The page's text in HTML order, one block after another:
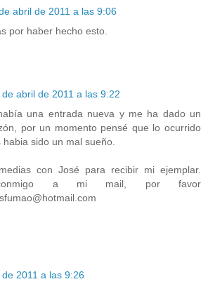
abril de 2011 a las 9:06
por haber hecho esto.
de abril de 2011 a las 9:22
una entrada nueva y me ha dado un
por un momento pensé que lo ocurrido
sido un mal sueño.
con José para recibir mi ejemplar.
conmigo a mi mail, por favor
2011 a las 9:26